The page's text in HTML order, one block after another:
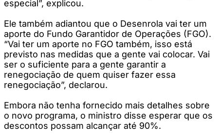
especial”, explicou.
Ele também adiantou que o Desenrola vai ter um
aporte do Fundo Garantidor de Operações (FGO).
“Vai ter um aporte no FGO também, isso está
previsto nas medidas que a gente vai colocar. Vai
ser o suficiente para a gente garantir a
renegociação de quem quiser fazer essa
renegociação”, declarou.
Embora não tenha fornecido mais detalhes sobre
o novo programa, o ministro disse esperar que os
descontos possam alcançar até 90%.